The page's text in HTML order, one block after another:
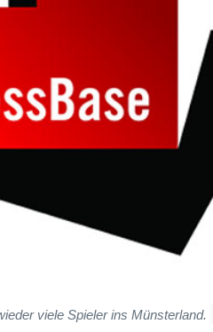
viele Spieler ins Münsterland.